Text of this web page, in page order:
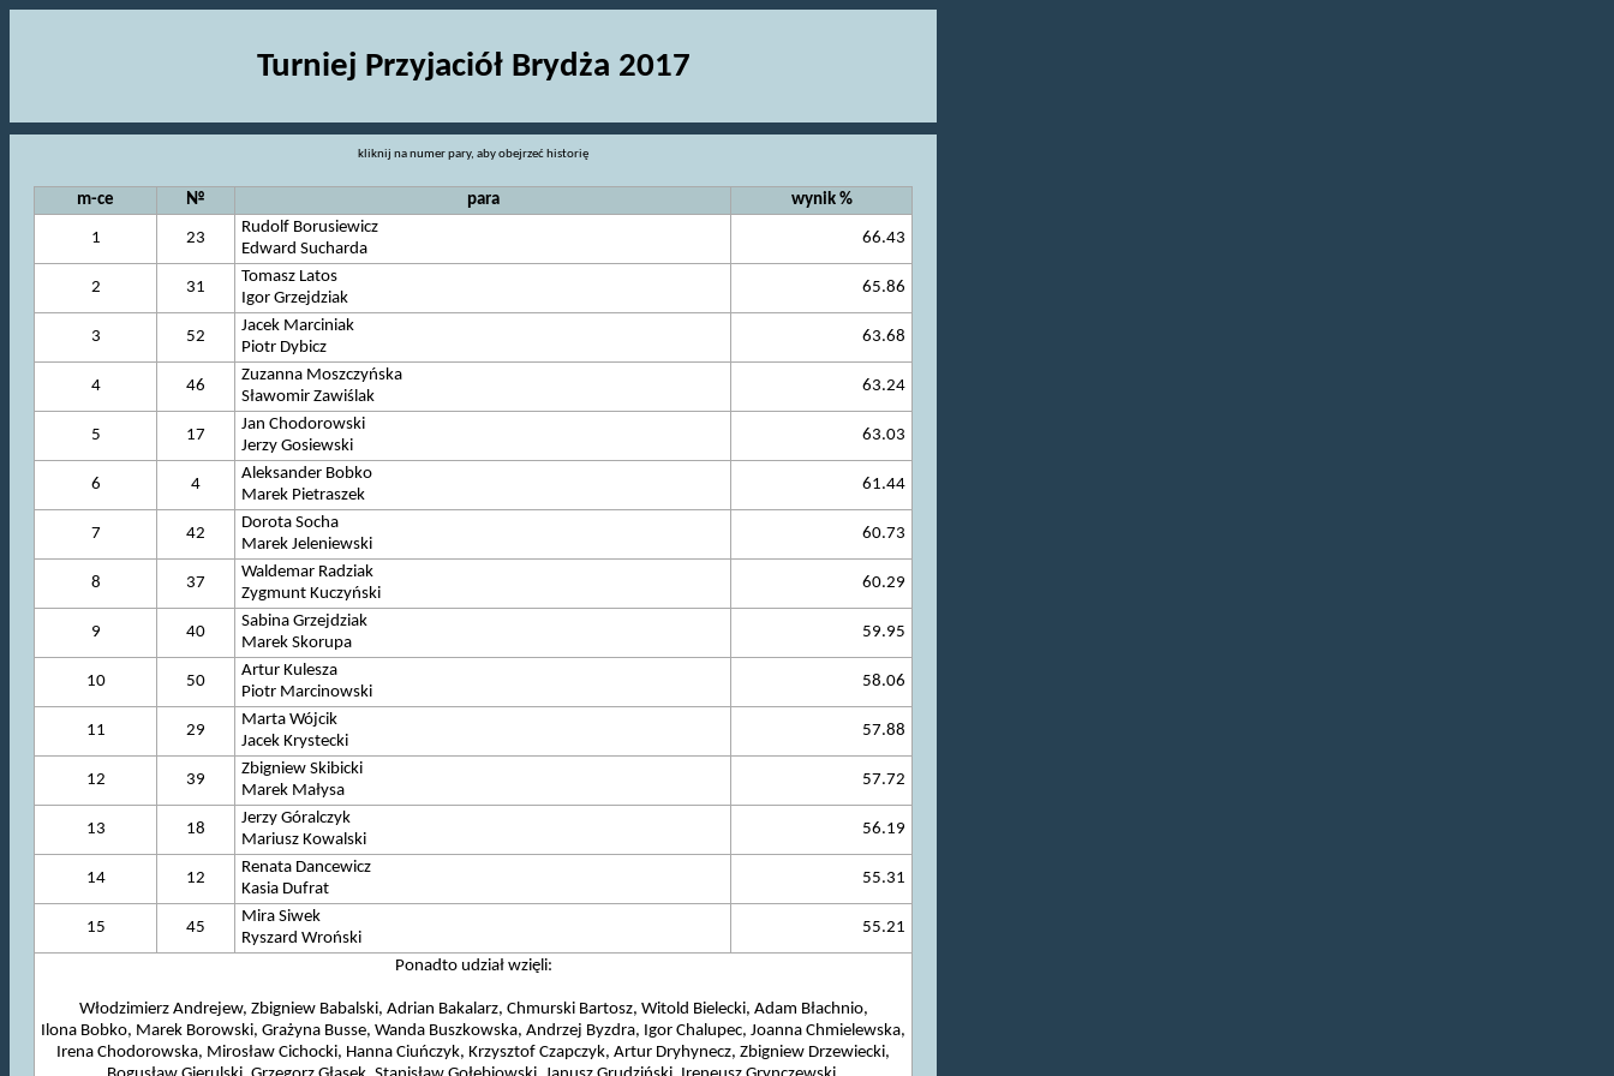
Turniej Przyjaciół Brydża 2017
kliknij na numer pary, aby obejrzeć historię
m-ce № para wynik %
1 23
Rudolf Borusiewicz
66.43
Edward Sucharda
2 31
Tomasz Latos
65.86
Igor Grzejdziak
3 52
Jacek Marciniak
63.68
Piotr Dybicz
4 46
Zuzanna Moszczyńska
63.24
Sławomir Zawiślak
5 17
Jan Chodorowski
63.03
Jerzy Gosiewski
6 4
Aleksander Bobko
61.44
Marek Pietraszek
7 42
Dorota Socha
60.73
Marek Jeleniewski
8 37
Waldemar Radziak
60.29
Zygmunt Kuczyński
9 40
Sabina Grzejdziak
59.95
Marek Skorupa
10 50
Artur Kulesza
58.06
Piotr Marcinowski
11 29
Marta Wójcik
57.88
Jacek Krystecki
12 39
Zbigniew Skibicki
57.72
Marek Małysa
13 18
Jerzy Góralczyk
56.19
Mariusz Kowalski
14 12
Renata Dancewicz
55.31
Kasia Dufrat
15 45
Mira Siwek
55.21
Ryszard Wroński
Ponadto udział wzięli:
Włodzimierz Andrejew, Zbigniew Babalski, Adrian Bakalarz, Chmurski Bartosz, Witold Bielecki, Adam Błachnio,
Ilona Bobko, Marek Borowski, Grażyna Busse, Wanda Buszkowska, Andrzej Byzdra, Igor Chalupec, Joanna Chmielewska,
Irena Chodorowska, Mirosław Cichocki, Hanna Ciuńczyk, Krzysztof Czapczyk, Artur Dryhynecz, Zbigniew Drzewiecki,